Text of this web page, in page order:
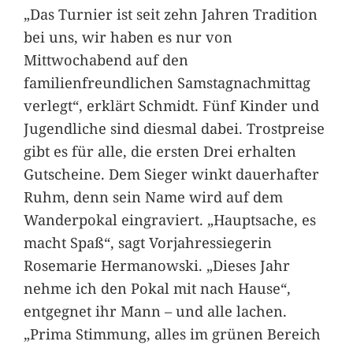
„Das Turnier ist seit zehn Jahren Tradition
bei uns, wir haben es nur von
Mittwochabend auf den
familienfreundlichen Samstagnachmittag
verlegt“, erklärt Schmidt. Fünf Kinder und
Jugendliche sind diesmal dabei. Trostpreise
gibt es für alle, die ersten Drei erhalten
Gutscheine. Dem Sieger winkt dauerhafter
Ruhm, denn sein Name wird auf dem
Wanderpokal eingraviert. „Hauptsache, es
macht Spaß“, sagt Vorjahressiegerin
Rosemarie Hermanowski. „Dieses Jahr
nehme ich den Pokal mit nach Hause“,
entgegnet ihr Mann – und alle lachen.
„Prima Stimmung, alles im grünen Bereich